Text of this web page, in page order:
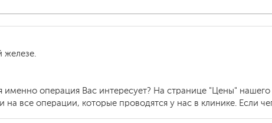
железе.
именно операция Вас интересует? На странице "Цены"
на все операции, которые проводятся у нас в клинике. Если